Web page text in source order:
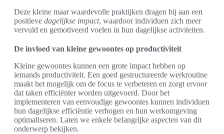
Deze kleine maar waardevolle praktijken dragen bij aan een
positieve dagelijkse impact, waardoor individuen zich meer
vervuld en gemotiveerd voelen in hun dagelijkse activiteiten.
De invloed van kleine gewoontes op productiviteit
Kleine gewoontes kunnen een grote impact hebben op
iemands productiviteit. Een goed gestructureerde werkroutine
maakt het mogelijk om de focus te verbeteren en zorgt ervoor
dat taken efficiënter worden uitgevoerd. Door het
implementeren van eenvoudige gewoontes kunnen individuen
hun dagelijkse efficiëntie verhogen en hun werkomgeving
optimaliseren. Laten we enkele belangrijke aspecten van dit
onderwerp bekijken.